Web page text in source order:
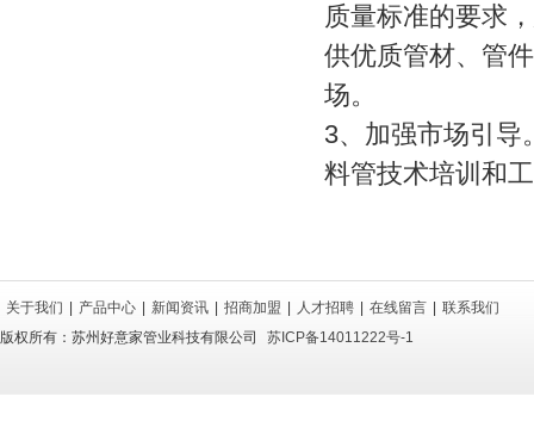
质量标准的要求
供优质管材、管
场。
3、加强市场引导
料管技术培训和
关于我们 产品中心 新闻资讯 招商加盟 人才招聘 在线留言
联系我们
版权所有：苏州好意家管业科技有限公司
苏ICP备14011222号-1